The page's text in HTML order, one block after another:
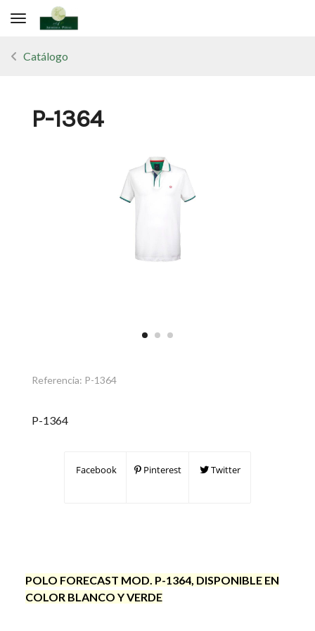
Toggle navigation
Catálogo
P-1364
Referencia: P-1364
P-1364
Facebook Pinterest Twitter
POLO FORECAST MOD. P-1364, DISPONIBLE EN
COLOR BLANCO Y VERDE